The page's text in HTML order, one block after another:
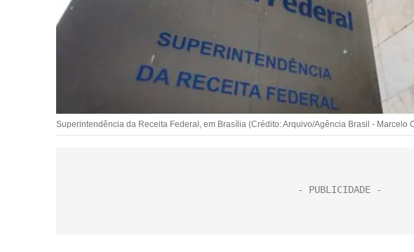
Superintendência da Receita Federal, em Brasília (Crédito: Arquivo/Agência Brasil - Marcelo